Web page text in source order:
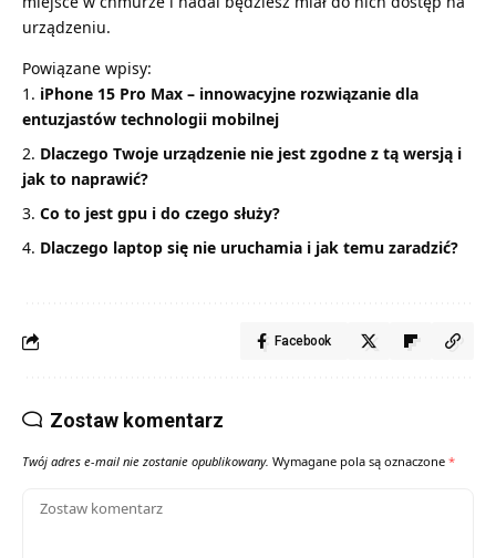
urządzeniu.
Powiązane wpisy:
iPhone 15 Pro Max – innowacyjne rozwiązanie dla
entuzjastów technologii mobilnej
Dlaczego Twoje urządzenie nie jest zgodne z tą wersją i
jak to naprawić?
Co to jest gpu i do czego służy?
Dlaczego laptop się nie uruchamia i jak temu zaradzić?
Facebook
Zostaw komentarz
Twój adres e-mail nie zostanie opublikowany. Wymagane pola są oznaczone *